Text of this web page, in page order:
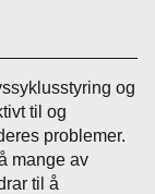
og
til og
problemer.
mange av
til å